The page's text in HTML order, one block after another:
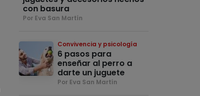
con basura
Por Eva San Martín
Convivencia y psicología
6 pasos para
enseñar al perro a
darte un juguete
Por Eva San Martín